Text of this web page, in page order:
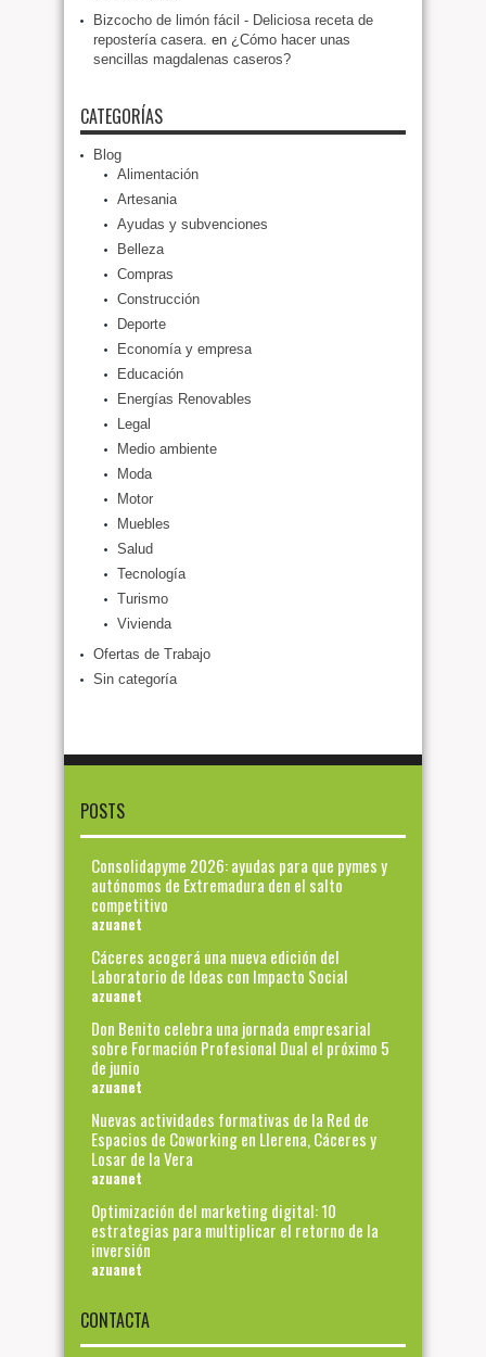
Bizcocho de limón fácil - Deliciosa receta de
repostería casera. en ¿Cómo hacer unas
sencillas magdalenas caseros?
CATEGORÍAS
Blog
Alimentación
Artesania
Ayudas y subvenciones
Belleza
Compras
Construcción
Deporte
Economía y empresa
Educación
Energías Renovables
Legal
Medio ambiente
Moda
Motor
Muebles
Salud
Tecnología
Turismo
Vivienda
Ofertas de Trabajo
Sin categoría
POSTS
Consolidapyme 2026: ayudas para que pymes y
autónomos de Extremadura den el salto
competitivo
azuanet
Cáceres acogerá una nueva edición del
Laboratorio de Ideas con Impacto Social
azuanet
Don Benito celebra una jornada empresarial
sobre Formación Profesional Dual el próximo 5
de junio
azuanet
Nuevas actividades formativas de la Red de
Espacios de Coworking en Llerena, Cáceres y
Losar de la Vera
azuanet
Optimización del marketing digital: 10
estrategias para multiplicar el retorno de la
inversión
azuanet
CONTACTA